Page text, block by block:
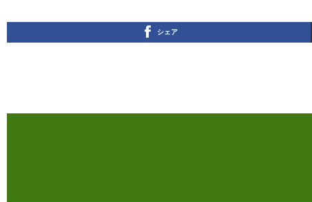
シェア